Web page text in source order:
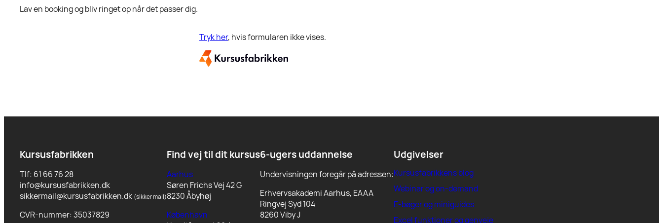
Lav en booking og bliv ringet op når det passer dig.
Tryk her, hvis formularen ikke vises.
Kursusfabrikken
Tlf: 61 66 76 28
info@kursusfabrikken.dk
sikkermail@kursusfabrikken.dk (sikker mail)
CVR-nummer: 35037829
Find vej til dit kursus
Aarhus
Søren Frichs Vej 42 G
8230 Åbyhøj
København
6-ugers uddannelse
Undervisningen foregår på adressen:
Erhvervsakademi Aarhus, EAAA
Ringvej Syd 104
8260 Viby J
Udgivelser
Kursusfabrikkens blog
Webinar og on-demand
E-bøger og miniguides
Excel funktioner og genveje